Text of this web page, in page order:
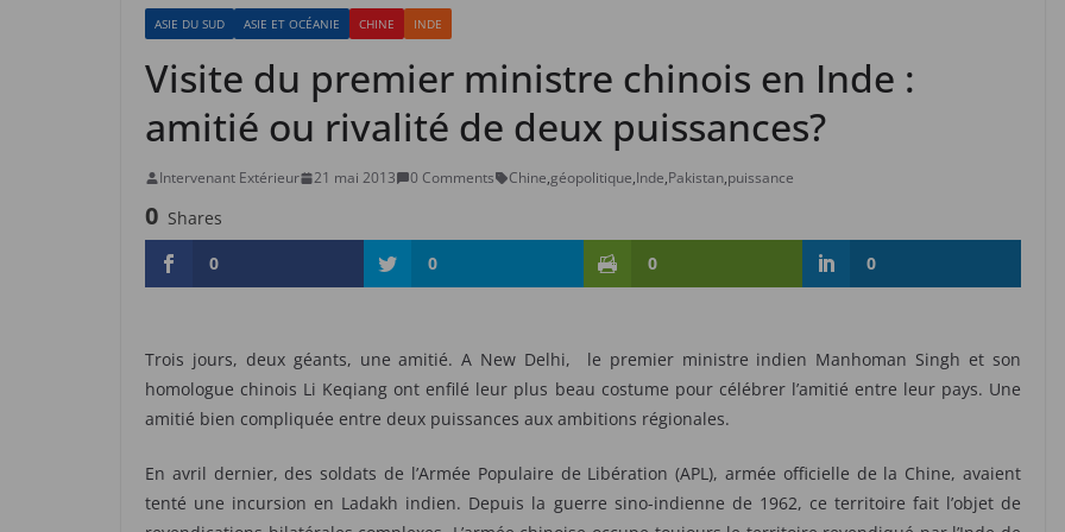
ASIE DU SUD ASIE ET OCÉANIE CHINE INDE
Visite du premier ministre chinois en Inde :
amitié ou rivalité de deux puissances?
Intervenant Extérieur 21 mai 2013 0 Comments Chine,géopolitique,Inde,Pakistan,puissance
0 Shares
0
0 0 0
Trois jours, deux géants, une amitié. A New Delhi, le premier ministre indien Manhoman Singh et son
homologue chinois Li Keqiang ont enfilé leur plus beau costume pour célébrer l’amitié entre leur pays. Une
amitié bien compliquée entre deux puissances aux ambitions régionales.
En avril dernier, des soldats de l’Armée Populaire de Libération (APL), armée officielle de la Chine, avaient
tenté une incursion en Ladakh indien. Depuis la guerre sino-indienne de 1962, ce territoire fait l’objet de